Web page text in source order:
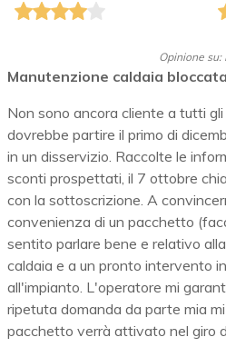
Opinione su:
Manutenzione caldaia bloccata
Non sono ancora cliente a tutti
dovrebbe partire il primo di
in un disservizio. Raccolte le
sconti prospettati, il 7 ottobre
con la sottoscrizione. A
convenienza di un pacchetto
sentito parlare bene e relativo
caldaia e a un pronto intervento
all'impianto. L'operatore mi
ripetuta domanda da parte mia
pacchetto verrà attivato nel giro